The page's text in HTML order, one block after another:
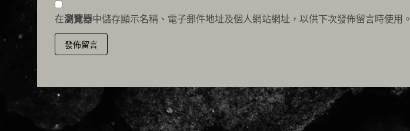
在瀏覽器中儲存顯示名稱、電子郵件地址及個人網站網址，以供下次發佈留言時使用。